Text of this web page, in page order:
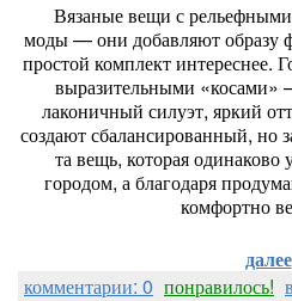
Вязаныевещи срельефными
моды— они добавляютобразу
простой комплектинтереснее.
выразительными «косами»
лаконичный силуэт, яркий
создаютсбалансированный, но
тавещь, котораяодинаково
городом, аблагодаря
комфортно
далее
комментарии: 0 понравилось!